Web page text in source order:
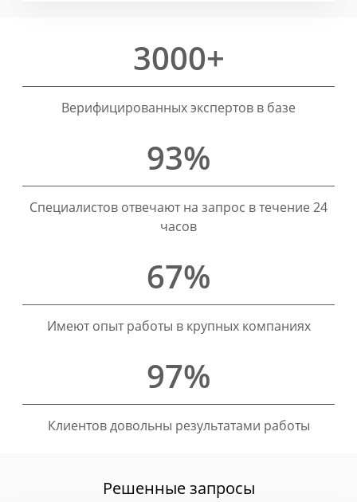
3000+
Верифицированных экспертов в базе
93%
Специалистов отвечают на запрос в течение 24
часов
67%
Имеют опыт работы в крупных компаниях
97%
Клиентов довольны результатами работы
Решенные запросы